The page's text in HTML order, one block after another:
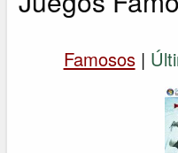
Famosos|